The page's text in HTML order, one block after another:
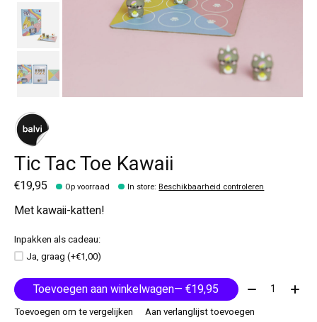
Tic Tac Toe Kawaii
€19,95 Op voorraad In store:Beschikbaarheid controleren
Met kawaii-katten!
Inpakken als cadeau:
Ja, graag (+€1,00)
Toevoegen aan winkelwagen — €19,95 Aantal:
Toevoegen om te vergelijken
Aan verlanglijst toevoegen